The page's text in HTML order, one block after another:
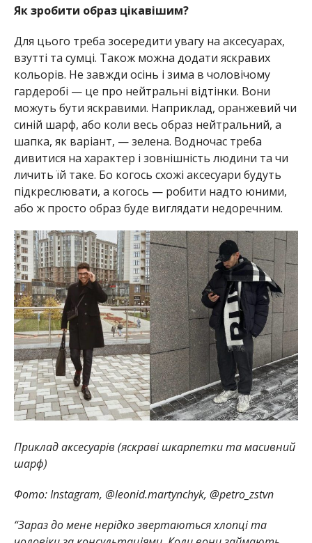
Як зробити образ цікавішим?
Для цього треба зосередити увагу на аксесуарах,
взутті та сумці. Також можна додати яскравих
кольорів. Не завжди осінь і зима в чоловічому
гардеробі — це про нейтральні відтінки. Вони
можуть бути яскравими. Наприклад, оранжевий чи
синій шарф, або коли весь образ нейтральний, а
шапка, як варіант, — зелена. Водночас треба
дивитися на характер і зовнішність людини та чи
личить їй таке. Бо когось схожі аксесуари будуть
підкреслювати, а когось — робити надто юними,
або ж просто образ буде виглядати недоречним.
Приклад аксесуарів (яскраві шкарпетки та масивний
шарф)
Фото: Instagram, @leonid.martynchyk, @petro_zstvn
“Зараз до мене нерідко звертаються хлопці та